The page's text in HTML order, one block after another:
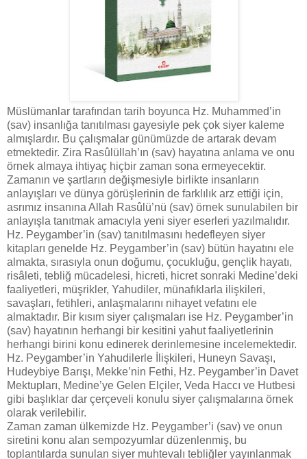
Müslümanlar tarafından tarih boyunca Hz. Muhammed’in
(sav) insanlığa tanıtılması gayesiyle pek çok siyer kaleme
almışlardır. Bu çalışmalar günümüzde de artarak devam
etmektedir. Zira Rasûlüllah’ın (sav) hayatına anlama ve onu
örnek almaya ihtiyaç hiçbir zaman sona ermeyecektir.
Zamanın ve şartların değişmesiyle birlikte insanların
anlayışları ve dünya görüşlerinin de farklılık arz ettiği için,
asrımız insanına Allah Rasûlü’nü (sav) örnek sunulabilen bir
anlayışla tanıtmak amacıyla yeni siyer eserleri yazılmalıdır.
Hz. Peygamber’in (sav) tanıtılmasını hedefleyen siyer
kitapları genelde Hz. Peygamber’in (sav) bütün hayatını ele
almakta, sırasıyla onun doğumu, çocukluğu, gençlik hayatı,
risâleti, tebliğ mücadelesi, hicreti, hicret sonraki Medine’deki
faaliyetleri, müşrikler, Yahudiler, münafıklarla ilişkileri,
savaşları, fetihleri, anlaşmalarını nihayet vefatını ele
almaktadır. Bir kısım siyer çalışmaları ise Hz. Peygamber’in
(sav) hayatının herhangi bir kesitini yahut faaliyetlerinin
herhangi birini konu edinerek derinlemesine incelemektedir.
Hz. Peygamber’in Yahudilerle İlişkileri, Huneyn Savaşı,
Hudeybiye Barışı, Mekke’nin Fethi, Hz. Peygamber’in Davet
Mektupları, Medine’ye Gelen Elçiler, Veda Haccı ve Hutbesi
gibi başlıklar dar çerçeveli konulu siyer çalışmalarına örnek
olarak verilebilir.
Zaman zaman ülkemizde Hz. Peygamber’i (sav) ve onun
siretini konu alan sempozyumlar düzenlenmiş, bu
toplantılarda sunulan siyer muhtevalı tebliğler yayınlanmak